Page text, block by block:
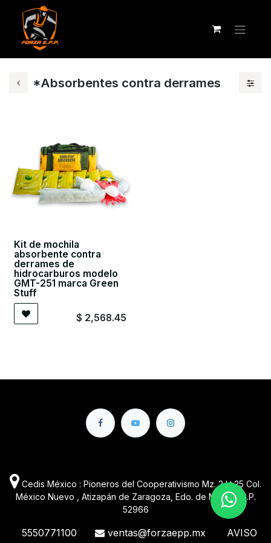
*Absorbentes contra derrames
Kit de mochila
absorbente contra
derrames de
hidrocarburos modelo
GMT-251 marca Green
Stuff
$ 2,568.45
Cedis México : Pioneros del Cooperativismo Mz. 2 Lt.25 Col.
México Nuevo , Atizapán de Zaragoza, Edo. de México C.P.
52966
5550771100 ventas@forzaepp.mx
AVISO